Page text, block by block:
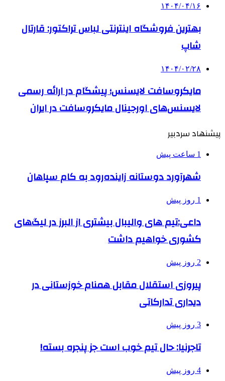
۱۴۰۴/۰۴/۱۶
بهترین فروشگاه اینترنتی لباس تراکتور: قارتال
شاپ
۱۴۰۴/۰۲/۲۸
مایکروسافت لایسنس؛ پیشگام در ارائه رسمی
لایسنس‌های اورجینال مایکروسافت در ایران
پیشنهاد سردبیر
1 ساعت پیش
شهرآورد دوستانه زاینده‌رود به کام سپاهان
1 روز پیش
داعی:تیم های والیبال بیشتری از البرز در لیگ‌های
کشوری خواهیم داشت
2 روز پیش
پیروزی استقلال مقابل همنام خوزستانی در
دیداری تدارکاتی
3 روز پیش
تاجرنیا: حال تیم خوب است جز پنجره بسته!
4 روز پیش